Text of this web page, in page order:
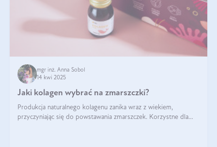
mgr inż. Anna Sobol
14 kwi 2025
Jaki kolagen wybrać na zmarszczki?
Produkcja naturalnego kolagenu zanika wraz z wiekiem,
przyczyniając się do powstawania zmarszczek. Korzystne dla